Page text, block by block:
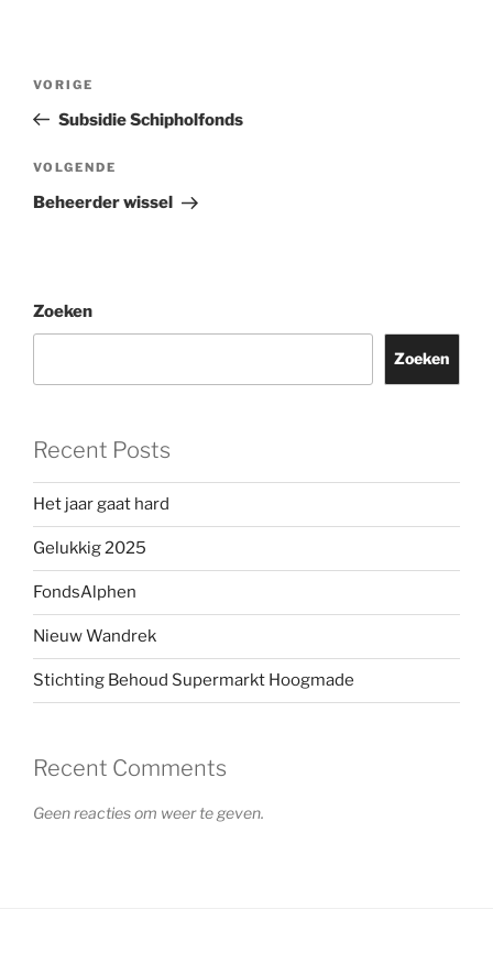
Vorig
bericht
VORIGE
Subsidie Schipholfonds
Volgend
bericht
VOLGENDE
Beheerder wissel
Zoeken
Zoeken
Recent Posts
Het jaar gaat hard
Gelukkig 2025
FondsAlphen
Nieuw Wandrek
Stichting Behoud Supermarkt Hoogmade
Recent Comments
Geen reacties om weer te geven.